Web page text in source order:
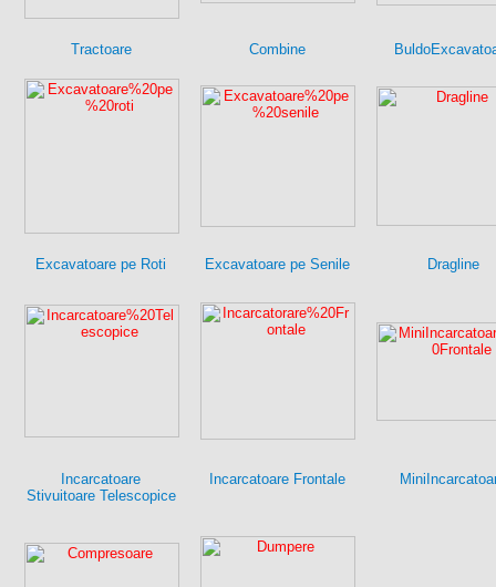
Tractoare Combine
Excavatoare pe Roti Excavatoare pe Senile Dragline
Incarcatoare
Stivuitoare Telescopice
Incarcatoare Frontale